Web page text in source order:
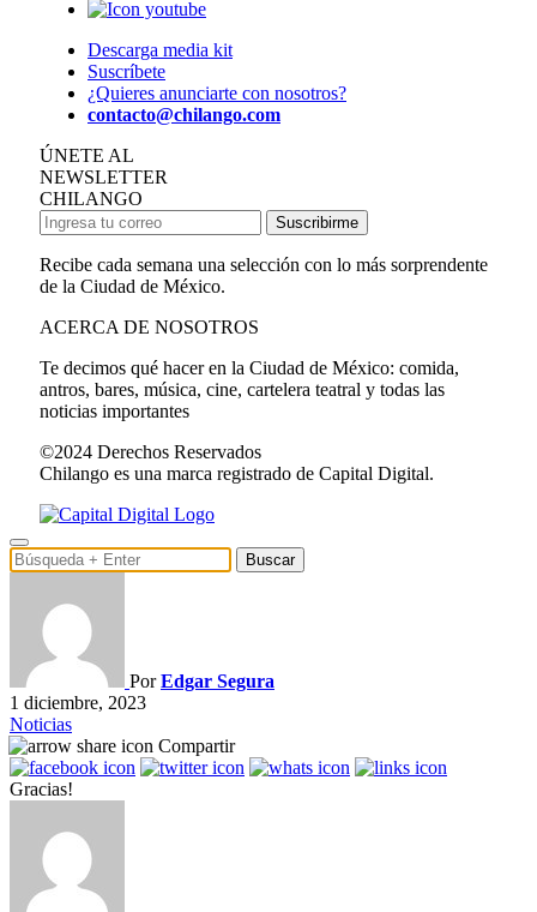
Descarga media kit
Suscríbete
¿Quieres anunciarte con nosotros?
contacto@chilango.com
ÚNETE AL
NEWSLETTER
CHILANGO
Suscribirme
Recibe cada semana una selección con lo más sorprendente
de la Ciudad de México.
ACERCA DE NOSOTROS
Te decimos qué hacer en la Ciudad de México: comida,
antros, bares, música, cine, cartelera teatral y todas las
noticias importantes
©2024 Derechos Reservados
Chilango es una marca registrado de Capital Digital.
Buscar
PorEdgar Segura
1 diciembre, 2023
Noticias
Compartir
Gracias!